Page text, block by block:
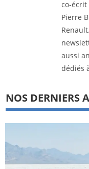
co-écrit
Pierre
aussi
dédiés
NOS DERNIERS